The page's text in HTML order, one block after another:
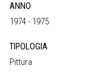
ANNO
1974 - 1975
TIPOLOGIA
Pittura